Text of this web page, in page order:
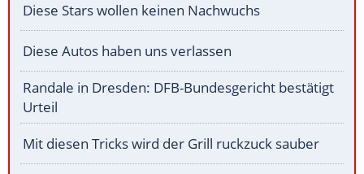
Diese Stars wollen keinen Nachwuchs
Diese Autos haben uns verlassen
Randale in Dresden: DFB-Bundesgericht bestätigt
Urteil
Mit diesen Tricks wird der Grill ruckzuck sauber